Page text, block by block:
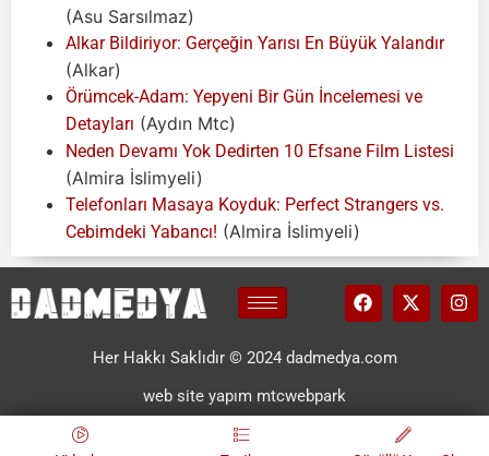
(Asu Sarsılmaz)
Alkar Bildiriyor: Gerçeğin Yarısı En Büyük Yalandır
(Alkar)
Örümcek-Adam: Yepyeni Bir Gün İncelemesi ve
Detayları (Aydın Mtc)
Neden Devamı Yok Dedirten 10 Efsane Film Listesi
(Almira İslimyeli)
Telefonları Masaya Koyduk: Perfect Strangers vs.
Cebimdeki Yabancı! (Almira İslimyeli)
Her Hakkı Saklıdır © 2024 dadmedya.com
web site yapım mtcwebpark